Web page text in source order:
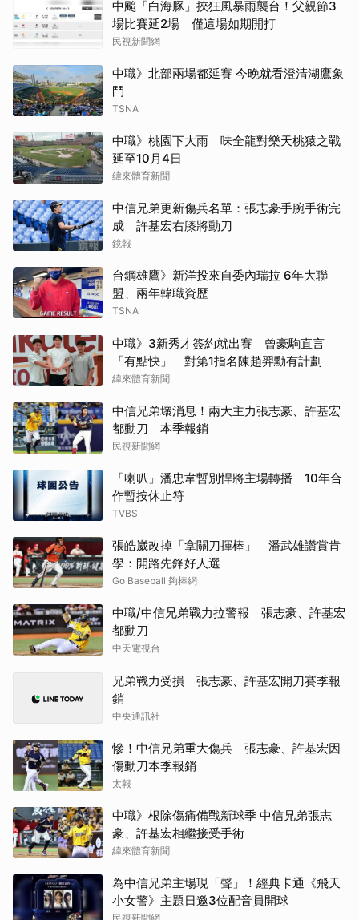
中颱「白海豚」挾狂風暴雨襲台！父親節3
場比賽延2場 僅這場如期開打
民視新聞網
中職》北部兩場都延賽 今晚就看澄清湖鷹象
鬥
TSNA
中職》桃園下大雨 味全龍對樂天桃猿之戰
延至10月4日
緯來體育新聞
中信兄弟更新傷兵名單：張志豪手腕手術完
成 許基宏右膝將動刀
鏡報
台鋼雄鷹》新洋投來自委內瑞拉 6年大聯
盟、兩年韓職資歷
TSNA
中職》3新秀才簽約就出賽 曾豪駒直言
「有點快」 對第1指名陳趙羿勳有計劃
緯來體育新聞
中信兄弟壞消息！兩大主力張志豪、許基宏
都動刀 本季報銷
民視新聞網
「喇叭」潘忠韋暫別悍將主場轉播 10年合
作暫按休止符
TVBS
張皓崴改掉「拿關刀揮棒」 潘武雄讚賞肯
學：開路先鋒好人選
Go Baseball 夠棒網
中職/中信兄弟戰力拉警報 張志豪、許基宏
都動刀
中天電視台
兄弟戰力受損 張志豪、許基宏開刀賽季報
銷
中央通訊社
慘！中信兄弟重大傷兵 張志豪、許基宏因
傷動刀本季報銷
太報
中職》根除傷痛備戰新球季 中信兄弟張志
豪、許基宏相繼接受手術
緯來體育新聞
為中信兄弟主場現「聲」！經典卡通《飛天
小女警》主題日邀3位配音員開球